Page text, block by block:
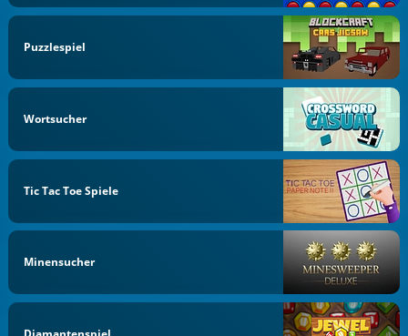
Puzzlespiel
Wortsucher
Tic Tac Toe Spiele
Minensucher